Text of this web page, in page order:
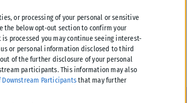
or processing of your personal or sensitive
the below opt-out section to confirm your
processed you may continue seeing interest-
or personal information disclosed to third
of the further disclosure of your personal
participants. This information may also
Downstream Participantsthat may further
Έφη
μέρες τους
στο εξωτερικό